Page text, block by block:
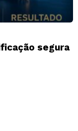
segura